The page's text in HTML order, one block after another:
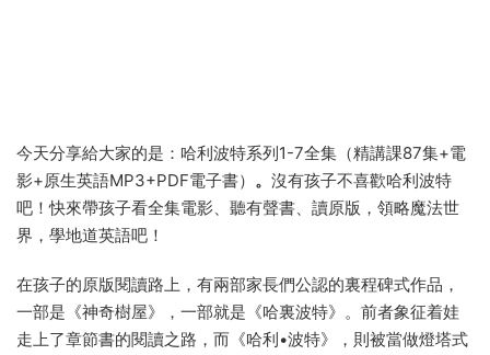
今天分享給大家的是：哈利波特系列1-7全集（精講課87集+電
影+原生英語MP3+PDF電子書） 。 沒有孩子不喜歡哈利波特
吧！快來帶孩子看全集電影、聽有聲書、讀原版，領略魔法世
界，學地道英語吧！
在孩子的原版閱讀路上，有兩部家長們公認的裏程碑式作品，
一部是《神奇樹屋》，一部就是《哈裏波特》。前者象征着娃
走上了章節書的閱讀之路，而《哈利•波特》，則被當做燈塔式